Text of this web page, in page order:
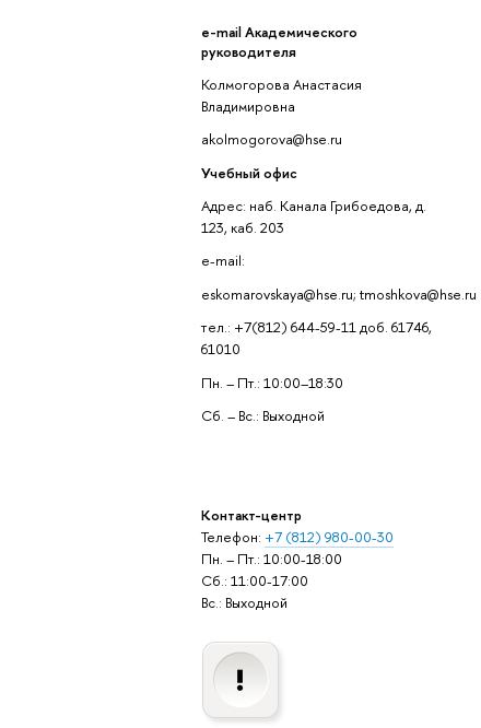
e-mail Академического
руководителя
Колмогорова Анастасия
Владимировна
akolmogorova@hse.ru
Учебный офис
Адрес: наб. Канала Грибоедова, д.
123, каб. 203
e-mail:
eskomarovskaya@hse.ru; tmoshkova@hse.ru
тел.: +7(812) 644-59-11 доб. 61746,
61010
Пн. – Пт.: 10:00–18:30
Сб. – Вс.: Выходной
Контакт-центр
Телефон: +7 (812) 980-00-30
Пн. – Пт.: 10:00-18:00
Сб.: 11:00-17:00
Вс.: Выходной